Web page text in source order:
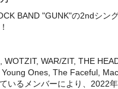
BAND "GUNK"の2ndシン
WOTZIT, WAR/ZIT, THE
Ones, The Faceful,
いるメンバーにより、2022